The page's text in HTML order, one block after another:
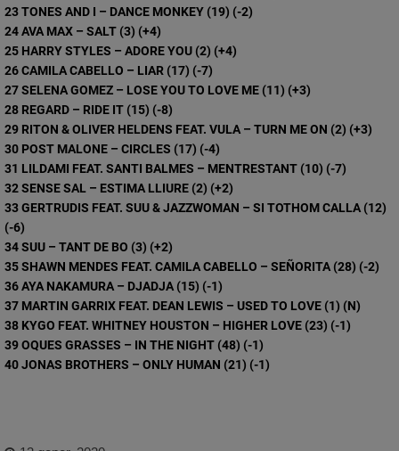
23 TONES AND I – DANCE MONKEY (19) (-2)
24 AVA MAX – SALT (3) (+4)
25 HARRY STYLES – ADORE YOU (2) (+4)
26 CAMILA CABELLO – LIAR (17) (-7)
27 SELENA GOMEZ – LOSE YOU TO LOVE ME (11) (+3)
28 REGARD – RIDE IT (15) (-8)
29 RITON & OLIVER HELDENS FEAT. VULA – TURN ME ON (2) (+3)
30 POST MALONE – CIRCLES (17) (-4)
31 LILDAMI FEAT. SANTI BALMES – MENTRESTANT (10) (-7)
32 SENSE SAL – ESTIMA LLIURE (2) (+2)
33 GERTRUDIS FEAT. SUU & JAZZWOMAN – SI TOTHOM CALLA (12)
(-6)
34 SUU – TANT DE BO (3) (+2)
35 SHAWN MENDES FEAT. CAMILA CABELLO – SEÑORITA (28) (-2)
36 AYA NAKAMURA – DJADJA (15) (-1)
37 MARTIN GARRIX FEAT. DEAN LEWIS – USED TO LOVE (1) (N)
38 KYGO FEAT. WHITNEY HOUSTON – HIGHER LOVE (23) (-1)
39 OQUES GRASSES – IN THE NIGHT (48) (-1)
40 JONAS BROTHERS – ONLY HUMAN (21) (-1)